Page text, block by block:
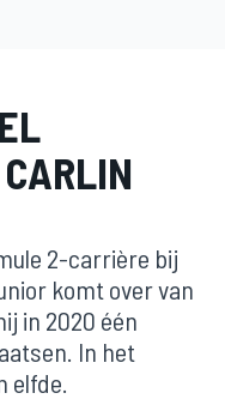
2-carrière bij
komt over van
in 2020 één
In het